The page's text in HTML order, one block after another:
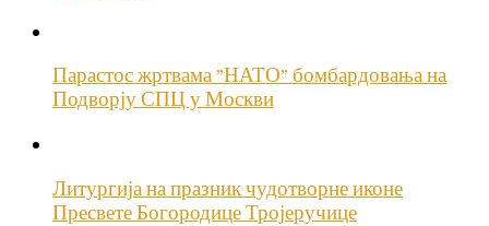
Парастос жртвама ”НАТО” бомбардовања на
Подворју СПЦ у Москви
Литургија на празник чудотворне иконе
Пресвете Богородице Тројеручице